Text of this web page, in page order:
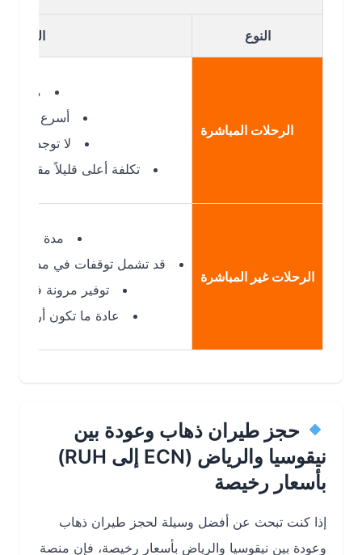
التفاصيل
الرحلات المباشرة
مدة الرحلة: 3 ساعات تقريبًا
أسرع طريقة
لا توجد توقفات أو
تكلفة أعلى قليلاً مقارنة
الرحلات غير المباشرة
مدة الرحلة: من 5 إلى 8 ساعات
قد تشمل توقفات في مدن مثل
توفير مرونة في توقيت
عادة ما تكون أرخص من
حجز طيران ذهاب وعودة بين
نيقوسيا والرياض (ECN إلى RUH)
بأسعار رخيصة
إذا كنت تبحث عن أفضل وسيلة لحجز طيران ذهاب
وعودة بين نيقوسيا والرياض بأسعار رخيصة، فإن منصة